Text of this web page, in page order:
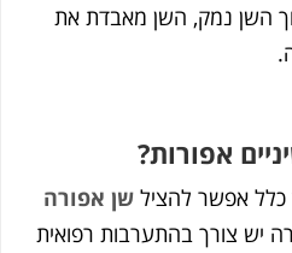
השן מאבדת את
להצילשן אפורה
בהתערבות רפואית